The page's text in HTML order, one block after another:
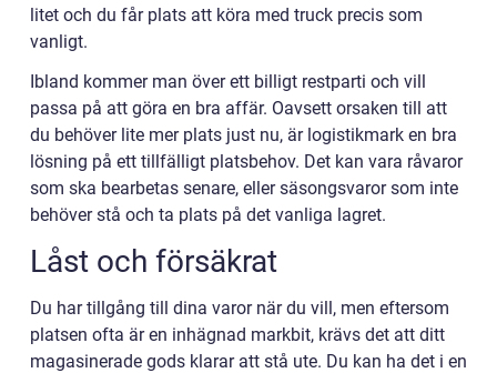
litet och du får plats att köra med truck precis som
vanligt.
Ibland kommer man över ett billigt restparti och vill
passa på att göra en bra affär. Oavsett orsaken till att
du behöver lite mer plats just nu, är logistikmark en bra
lösning på ett tillfälligt platsbehov. Det kan vara råvaror
som ska bearbetas senare, eller säsongsvaror som inte
behöver stå och ta plats på det vanliga lagret.
Låst och försäkrat
Du har tillgång till dina varor när du vill, men eftersom
platsen ofta är en inhägnad markbit, krävs det att ditt
magasinerade gods klarar att stå ute. Du kan ha det i en